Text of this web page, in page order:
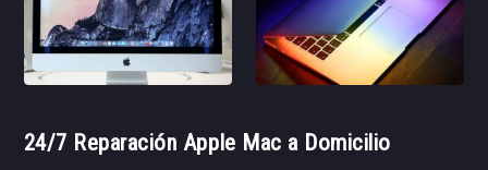
24/7 Reparación Apple Mac a Domicilio